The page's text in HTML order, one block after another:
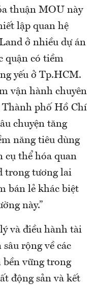
thuận MOU này
lập quan hệ
ở nhiều dự án
quận có tiềm
yếu ở Tp.HCM.
vận hành chuyên
phố Hồ Chí
chuyện tăng
năng tiêu dùng
cụ thể hóa quan
trong tương lai
bán lẻ khác biệt
này.”
và điều hành tài
rộng về các
vững trong
động sản và kết